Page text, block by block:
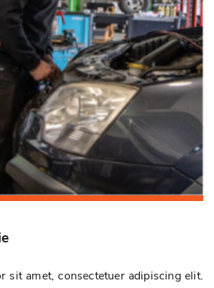
sit amet, consectetuer adipiscing elit.